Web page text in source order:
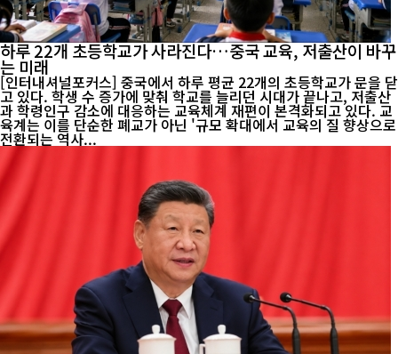
하루 22개 초등학교가 사라진다…중국 교육, 저출산이 바꾸
는 미래
[인터내셔널포커스] 중국에서 하루 평균 22개의 초등학교가 문을 닫
고 있다. 학생 수 증가에 맞춰 학교를 늘리던 시대가 끝나고, 저출산
과 학령인구 감소에 대응하는 교육체계 재편이 본격화되고 있다. 교
육계는 이를 단순한 폐교가 아닌 '규모 확대에서 교육의 질 향상으로
전환되는 역사...